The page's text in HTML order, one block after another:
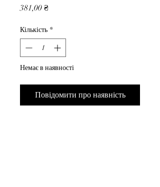
381,00 ₴Ціна
Кількість *
Немає в наявності
Повідомити про наявність